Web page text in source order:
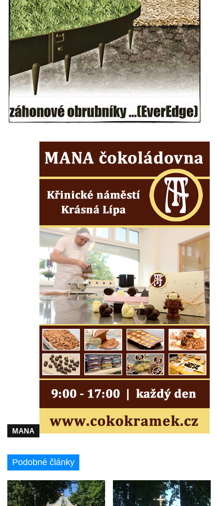
Školní kříž u polní cesty nad Lipovou ulicí v
Rychnově u Jablonce nad Nisou
Boží muka Anděl strážce v Kostelní ulici v
Rychnově u Jablonce nad Nisou
Centrální kříž bývalého hřbitova u kostela
svatého Václava v Rychnově u Jablonce
nad Nisou
Misijní kříž na kostele svatého Václava v
Rychnově u Jablonce nad Nisou
Kříž u rozcestí u domu čp. 53 v Maršovicích
zámku v Teplicích nad Metují
Kříž na náměstí Aloise Jiráska v Teplicích
Kříž před kostelem Panny Marie Pomocné v
Teplicích nad Metují
Kříž na hřbitově v Teplicích nad Metují
Boží muka nad pramenem U svatého
Antoníčka v Teplicích nad Metují
Kříž u kostela Nanebevzetí Panny Marie v
Polici nad Metují
Pánův kříž v Broumovských stěnách
Machovský kříž v Broumovských stěnách
Kříž u domu čp. 113 na Vlčí Hoře
Kříž pod domem čp. 177 na Vlčí Hoře
Centrální kříž hřbitova Vlčí Hora
Kříž u domu čp. 79 v ulici Salmovská ve
Velkém Šenově
Kříž naproti domu čp. 23 v ulici Salmovská
ve Velkém Šenově
Kříž u kostela svatého Jana Křtitele v
Teplicích
MANA
Podobné články